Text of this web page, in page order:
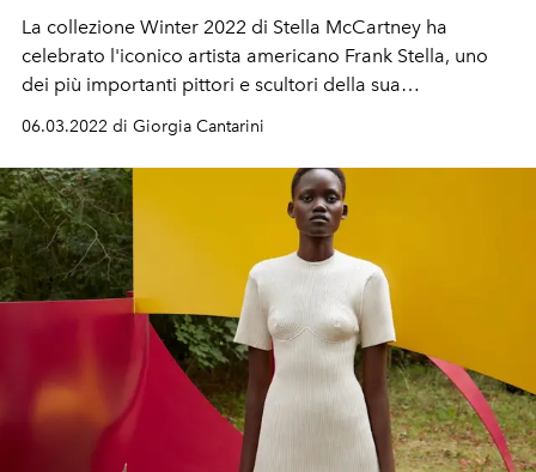
La collezione Winter 2022 di Stella McCartney ha
celebrato l'iconico artista americano Frank Stella, uno
dei più importanti pittori e scultori della sua
piano del Centre Pompidou ha fatto da cornice a questa
passerella in bilico tra arte e moda, trasformando capi
pragmatici in arte da indossare con disinvoltura. La
designer nella giornata della festa delle donne farà una
donazione a Care per sostenere l'emergenza Ucraina
06.03.2022 di Giorgia Cantarini